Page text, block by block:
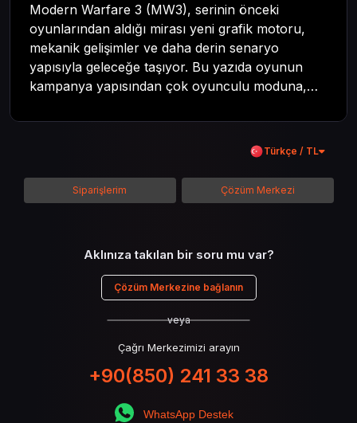
Modern Warfare 3 (MW3), serinin önceki
oyunlarından aldığı mirası yeni grafik motoru,
mekanik gelişimler ve daha derin senaryo
yapısıyla geleceğe taşıyor. Bu yazıda oyunun
kampanya yapısından çok oyunculu moduna,
kadar her şeyi kapsamaya çalışacaktır. Tüm
içeriği boyunca Call of Duty evreninin
detaylarına inilecek ve steam hediye kartı
kullanımının avantajlarından da bahsedilecektir.
Türkçe / TL
Siparişlerim Çözüm Merkezi
Aklınıza takılan bir soru mu var?
Çözüm Merkezine bağlanın
veya
Çağrı Merkezimizi arayın
+90(850) 241 33 38
WhatsApp Destek